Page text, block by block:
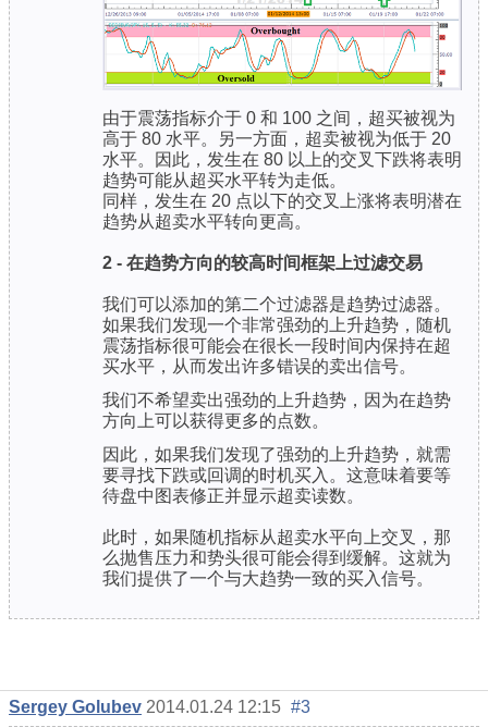
由于震荡指标介于 0 和 100 之间，超买被视为
高于 80 水平。另一方面，超卖被视为低于 20
水平。因此，发生在 80 以上的交叉下跌将表明
趋势可能从超买水平转为走低。
同样，发生在 20 点以下的交叉上涨将表明潜在
趋势从超卖水平转向更高。
2 - 在趋势方向的较高时间框架上过滤交易
我们可以添加的第二个过滤器是趋势过滤器。
如果我们发现一个非常强劲的上升趋势，随机
震荡指标很可能会在很长一段时间内保持在超
买水平，从而发出许多错误的卖出信号。
我们不希望卖出强劲的上升趋势，因为在趋势
方向上可以获得更多的点数。
因此，如果我们发现了强劲的上升趋势，就需
要寻找下跌或回调的时机买入。这意味着要等
待盘中图表修正并显示超卖读数。
此时，如果随机指标从超卖水平向上交叉，那
么抛售压力和势头很可能会得到缓解。这就为
我们提供了一个与大趋势一致的买入信号。
Sergey Golubev 2014.01.24 12:15 #3